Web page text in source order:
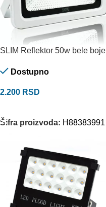
SLIM Reflektor 50w bele boje
Dostupno
2.200 RSD
Šifra proizvoda: H88383991